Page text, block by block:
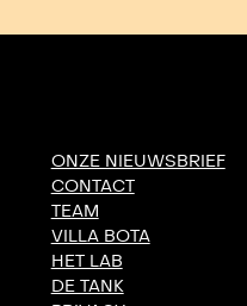
ONZE NIEUWSBRIEF
CONTACT
TEAM
VILLA BOTA
HET LAB
DE TANK